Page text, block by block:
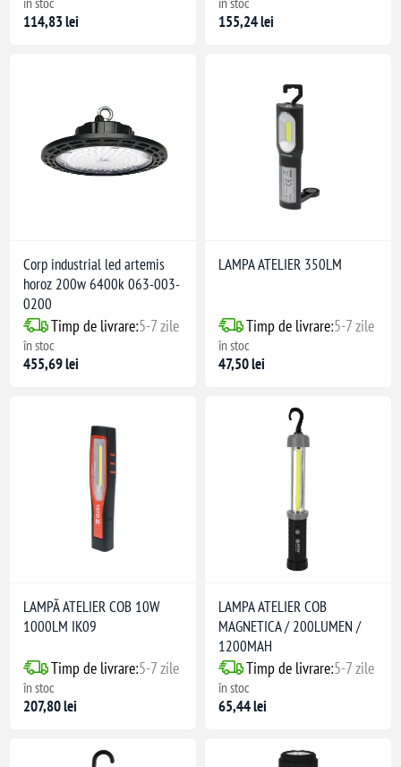
114,83 lei 155,24 lei
Corp industrial led artemis
horoz 200w 6400k 063-003-
0200
Timp de livrare:5-7 zile
în stoc
455,69 lei
LAMPA ATELIER 350LM
Timp de livrare:5-7 zile
în stoc
47,50 lei
LAMPĂ ATELIER COB 10W
1000LM IK09
Timp de livrare:5-7 zile
în stoc
207,80 lei
LAMPA ATELIER COB
MAGNETICA / 200LUMEN /
1200MAH
Timp de livrare:5-7 zile
în stoc
65,44 lei